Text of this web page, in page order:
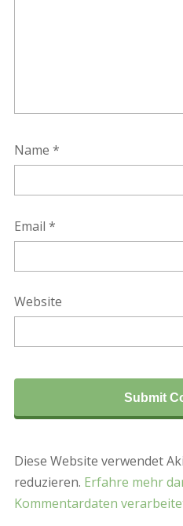
Name *
Email *
Website
Diese Website verwendet
reduzieren. Erfahre mehr
Kommentardaten